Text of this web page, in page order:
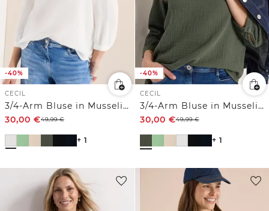
-40%
CECIL
3/4-Arm Bluse in Musselin-Qualität
30,00 €49,99€
+ 1
-40%
CECIL
3/4-Arm Bluse in Musselin-Qualität
30,00 €49,99€
+ 1